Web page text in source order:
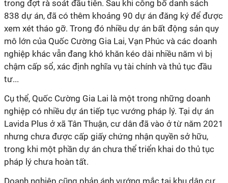
trong đợt rà soát đầu tiên. Sau khi công bố danh sách
838 dự án, đã có thêm khoảng 90 dự án đăng ký để được
xem xét tháo gỡ. Trong đó nhiều dự án bất động sản quy
mô lớn của Quốc Cường Gia Lai, Vạn Phúc và các doanh
nghiệp khác vẫn đang khó khăn kéo dài nhiều năm vì bị
chậm cấp sổ, xác định nghĩa vụ tài chính và thủ tục đầu
tư...
Cụ thể, Quốc Cường Gia Lai là một trong những doanh
nghiệp có nhiều dự án tiếp tục vướng pháp lý. Tại dự án
Lavida Plus ở xã Tân Thuận, cư dân đã vào ở từ năm 2021
nhưng chưa được cấp giấy chứng nhận quyền sở hữu,
trong khi một phần dự án chưa thể triển khai do thủ tục
pháp lý chưa hoàn tất.
Doanh nghiệp cũng phản ánh vướng mắc tại khu dân cư